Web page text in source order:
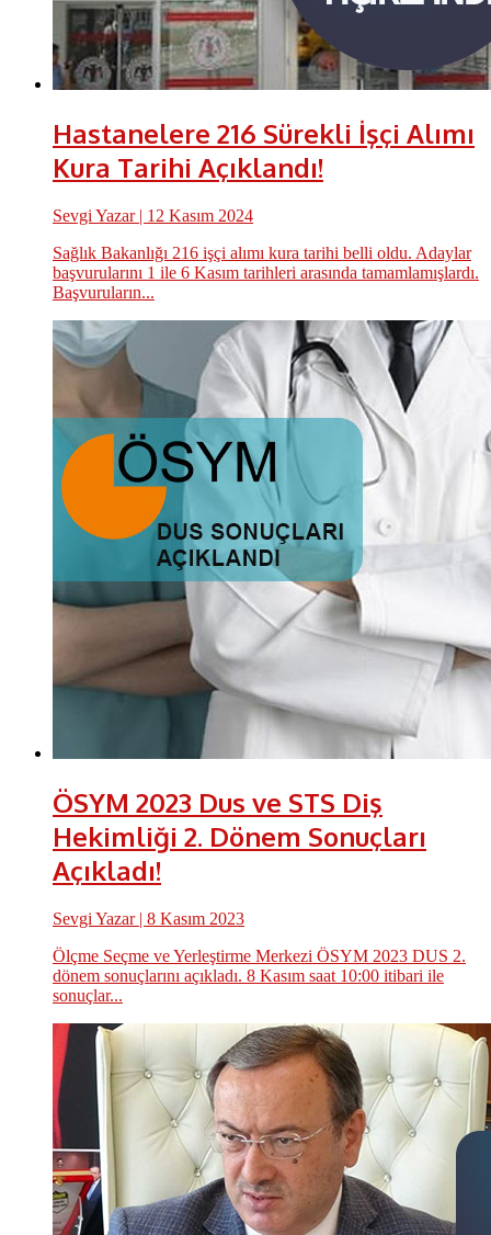
Hastanelere 216 Sürekli İşçi Alımı
Kura Tarihi Açıklandı!
Sevgi Yazar| 12 Kasım 2024
Sağlık Bakanlığı 216 işçi alımı kura tarihi belli oldu. Adaylar
başvurularını 1 ile 6 Kasım tarihleri arasında tamamlamışlardı.
Başvuruların...
ÖSYM 2023 Dus ve STS Diş
Hekimliği 2. Dönem Sonuçları
Açıkladı!
Sevgi Yazar| 8 Kasım 2023
Ölçme Seçme ve Yerleştirme Merkezi ÖSYM 2023 DUS 2.
dönem sonuçlarını açıkladı. 8 Kasım saat 10:00 itibari ile
sonuçlar...